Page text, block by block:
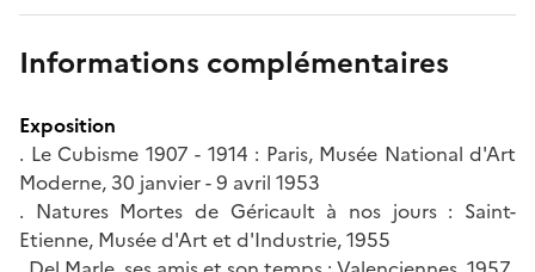
Informations complémentaires
Exposition
. Le Cubisme 1907 - 1914 : Paris, Musée National d'Art
Moderne, 30 janvier - 9 avril 1953
. Natures Mortes de Géricault à nos jours : Saint-
Etienne, Musée d'Art et d'Industrie, 1955